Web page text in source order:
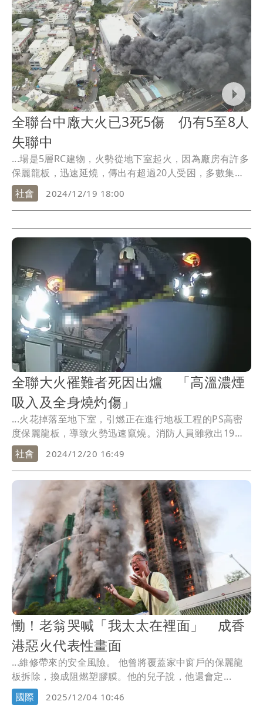
全聯台中廠大火已3死5傷 仍有5至8人
失聯中
...場是5層RC建物，火勢從地下室起火，因為廠房有許多
保麗龍板，迅速延燒，傳出有超過20人受困，多數集
中...
社會 2024/12/19 18:00
全聯大火罹難者死因出爐 「高溫濃煙
吸入及全身燒灼傷」
...火花掉落至地下室，引燃正在進行地板工程的PS高密
度保麗龍板，導致火勢迅速竄燒。消防人員雖救出19
人，...
社會 2024/12/20 16:49
慟！老翁哭喊「我太太在裡面」 成香
港惡火代表性畫面
...維修帶來的安全風險。 他曾將覆蓋家中窗戶的保麗龍
板拆除，換成阻燃塑膠膜。他的兒子說，他還會定...
國際
2025/12/04 10:46